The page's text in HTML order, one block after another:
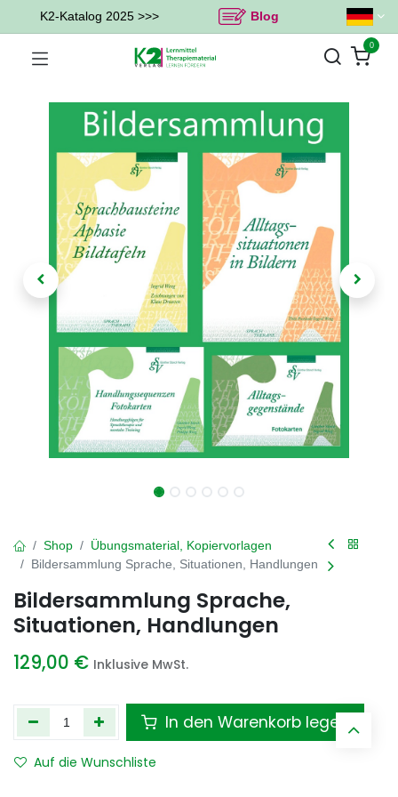
K2-Katalog 2025 >>> Blog
0
Shop
Übungsmaterial, Kopiervorlagen
Bildersammlung Sprache, Situationen, Handlungen
Bildersammlung Sprache,
Situationen, Handlungen
129,00 € Inklusive MwSt.
In den Warenkorb legen
Auf die Wunschliste